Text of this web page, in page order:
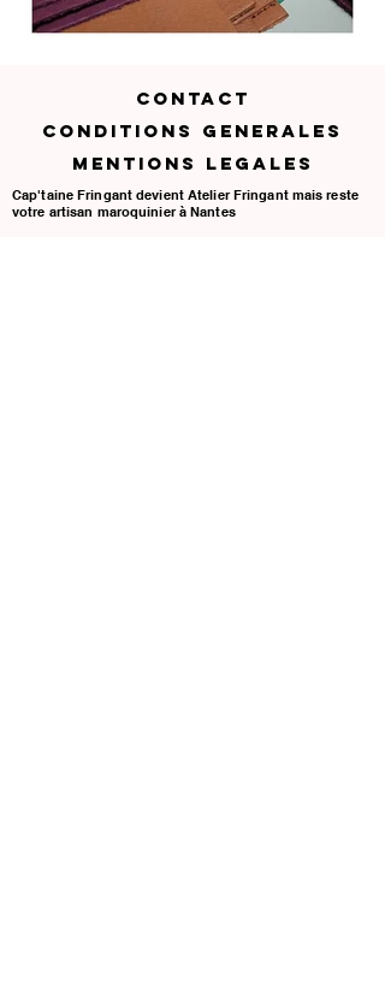
CONTACT
CONDITIONS GENERALES
MENTIONS LEGALES
Cap'taine Fringant devient Atelier Fringant mais reste
votre artisan maroquinier à Nantes